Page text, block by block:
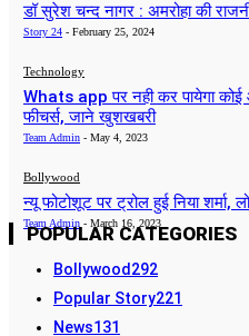
डॉ सुरेश चन्द नागर : अमरोहा की
Story 24 - February 25, 2024
Technology
Whats app पर नही कर पायेगा
फीचर्स, जाने खुशखबरी
Team Admin - May 4, 2023
Bollywood
न्यू फोटोशूट पर ट्रोल हुई निया शर्मा,
Team Admin - March 16, 2023
POPULAR CATEGORIES
Bollywood 292
Popular Story221
News131